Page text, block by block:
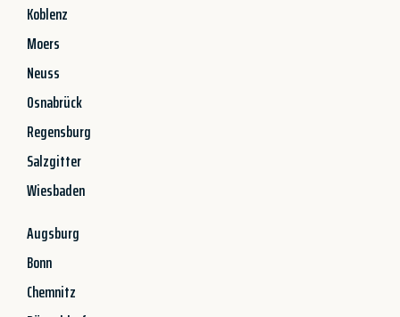
Koblenz
Moers
Neuss
Osnabrück
Regensburg
Salzgitter
Wiesbaden
Augsburg
Bonn
Chemnitz